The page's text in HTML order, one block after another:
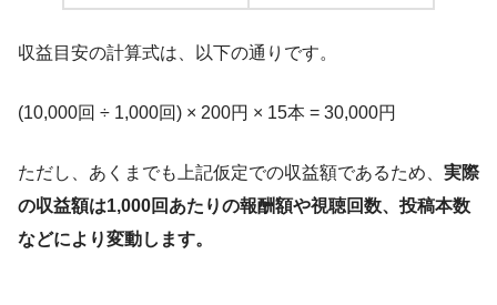
収益目安の計算式は、以下の通りです。
(10,000回 ÷ 1,000回) × 200円 × 15本 = 30,000円
ただし、あくまでも上記仮定での収益額であるため、 実際
の収益額は1,000回あたりの報酬額や視聴回数、投稿本数
などにより変動します。